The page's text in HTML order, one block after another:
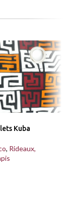
Kuba
, Rideaux,